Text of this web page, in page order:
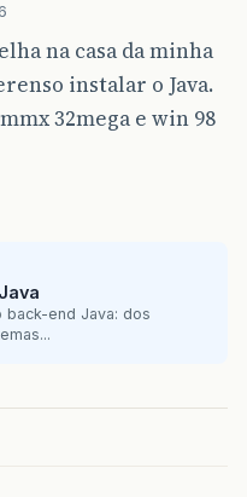
na casa da minha
instalar o Java.
32mega e win 98
back-end Java: dos